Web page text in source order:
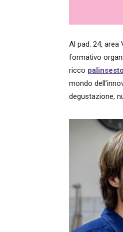
Al pad. 24,
formativo
ricco palinsesto
mondo
degustazione,